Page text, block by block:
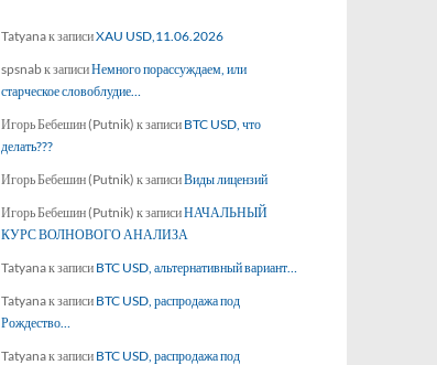
Tatyanaк записиXAU USD,11.06.2026
spsnabк записиНемного порассуждаем, или
старческое словоблудие…
Игорь Бебешин (Putnik) к записи BTC USD, что
делать???
Игорь Бебешин (Putnik) к записиВиды лицензий
Игорь Бебешин (Putnik) к записиНАЧАЛЬНЫЙ
КУРС ВОЛНОВОГО АНАЛИЗА
Tatyanaк записи BTC USD, альтернативный вариант…
Tatyanaк записи BTC USD, распродажа под
Рождество…
Tatyanaк записи BTC USD, распродажа под